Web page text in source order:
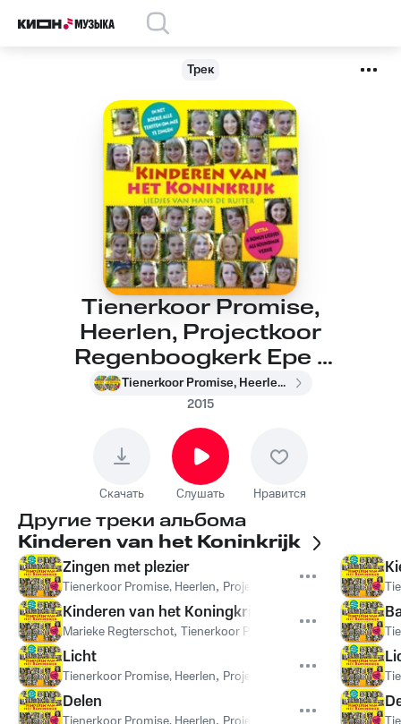
Трек
Tienerkoor Promise,
Heerlen, Projectkoor
Regenboogkerk Epe -
Licht der wereld
Tienerkoor Promise, Heerlen, Projectkoor Regenboogkerk Epe
2015
Скачать Слушать Нравится
Другие треки альбома
Kinderen van het Koninkrijk
Zingen met plezier
Tienerkoor Promise, Heerlen, Projectkoor Regenboogkerk Epe
Kinderen van het Koningkrijk
Marieke Regterschot, Tienerkoor Promise, Heerlen
Licht
Tienerkoor Promise, Heerlen, Projectkoor Regenboogkerk Epe
Delen
,